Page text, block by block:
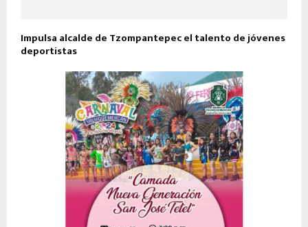
Impulsa alcalde de Tzompantepec el talento de jóvenes
deportistas